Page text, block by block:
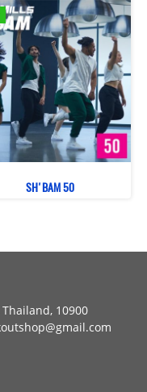
SH'BAM 50
10900